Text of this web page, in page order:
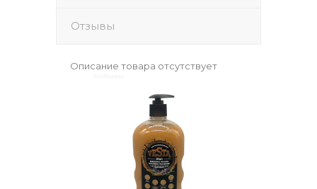
Отзывы
Описание товара отсутствует